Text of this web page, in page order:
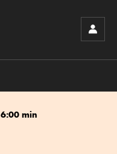
6:00 min